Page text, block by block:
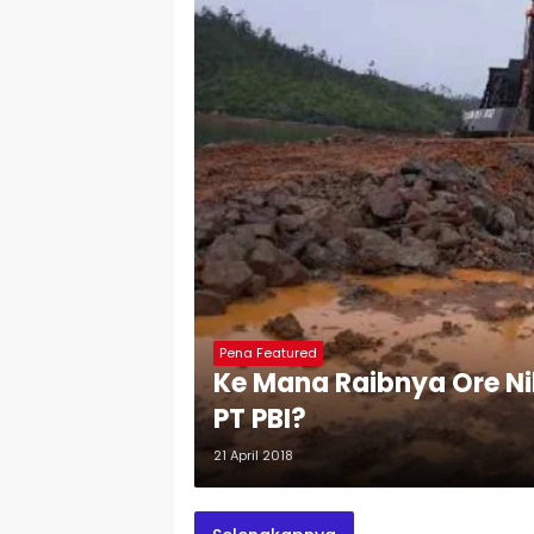
Pena Featured
Ke Mana Raibnya Ore
PT PBI?
21 April 2018